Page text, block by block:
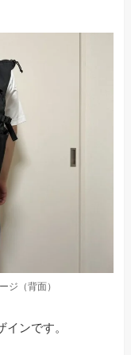
ジ（背面）
ンです。